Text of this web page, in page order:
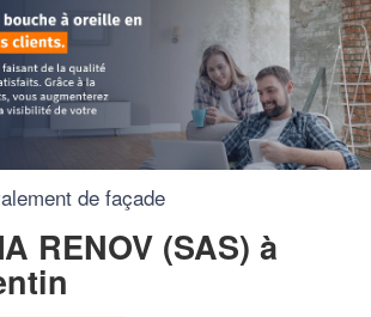
de façade
RENOV (SAS) à